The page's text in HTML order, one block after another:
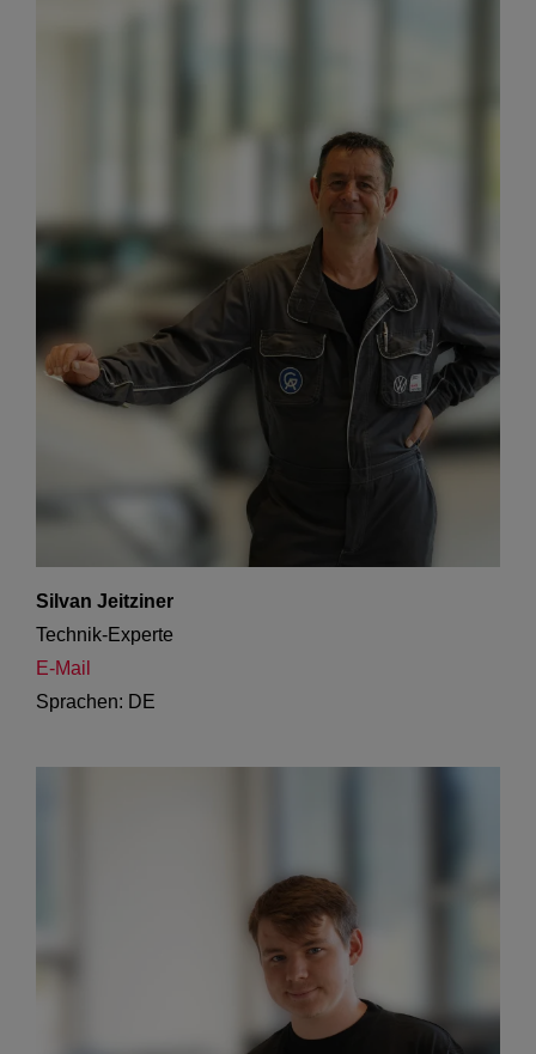
Silvan Jeitziner
Technik-Experte
E-Mail
Sprachen: DE